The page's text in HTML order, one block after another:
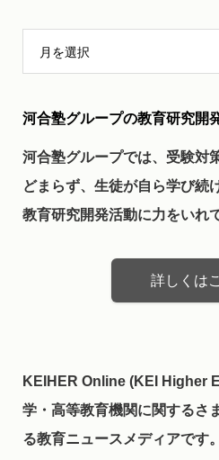
月を選択
河合塾グループの教育研究開
河合塾グループでは、受験対
どまらず、生徒が自ら学び続
教育研究開発活動に力をいれ
詳しくは
KEIHER Online (KEI Higher
学・高等教育機関に関するさ
る教育ニュースメディアです。